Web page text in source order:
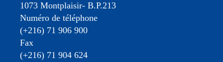
1073 Montplaisir- B.P.213
Numéro de téléphone
(+216) 71 906 900
Fax
(+216) 71 904 624